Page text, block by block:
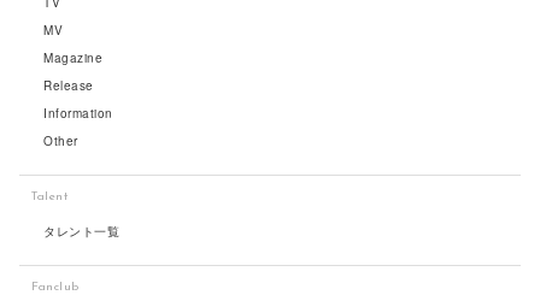
MV
Magazine
Release
Information
Other
Talent
タレント一覧
Fanclub